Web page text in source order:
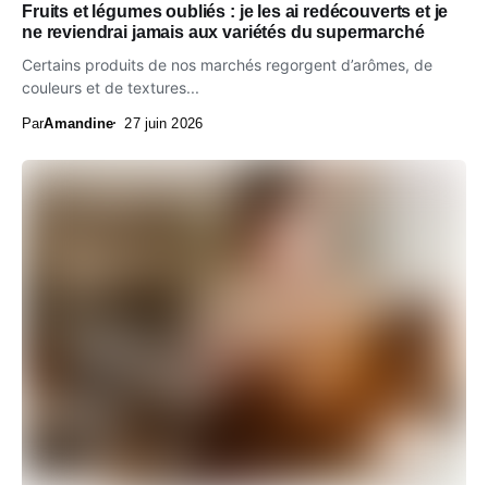
Fruits et légumes oubliés : je les ai redécouverts et je
ne reviendrai jamais aux variétés du supermarché
Certains produits de nos marchés regorgent d’arômes, de
couleurs et de textures...
ParAmandine 27 juin 2026